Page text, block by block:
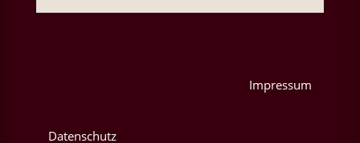
Impressum
Datenschutz